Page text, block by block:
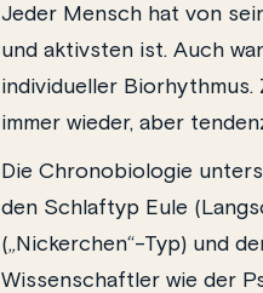
Jeder Mensch hat von
und aktivsten ist. Auch
individueller
immer wieder, aber
Die Chronobiologie
den Schlaftyp Eule
(„Nickerchen“-Typ) und
Wissenschaftler wie der